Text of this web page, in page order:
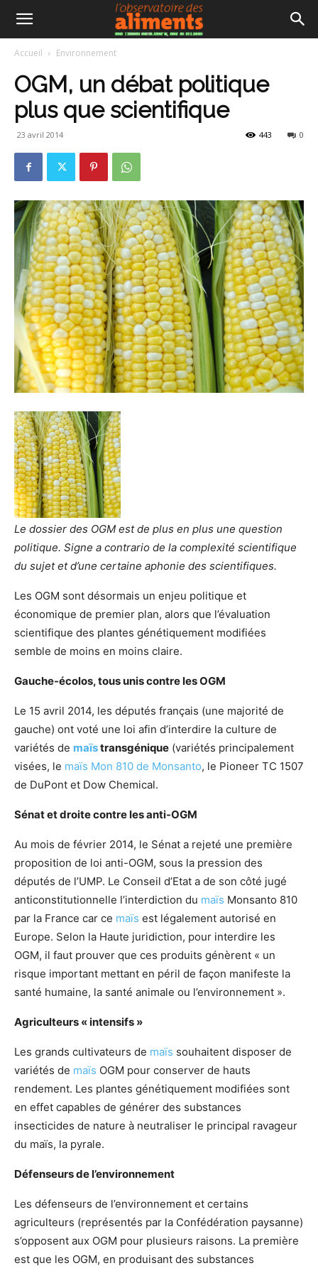
Accueil Environnement
OGM, un débat politique
plus que scientifique
23 avril 2014 0
443
Le dossier des OGM est de plus en plus une question
politique. Signe a contrario de la complexité scientifique
du sujet et d’une certaine aphonie des scientifiques.
Les OGM sont désormais un enjeu politique et
économique de premier plan, alors que l’évaluation
scientifique des plantes génétiquement modifiées
semble de moins en moins claire.
Gauche-écolos, tous unis contre les OGM
Le 15 avril 2014, les députés français (une majorité de
gauche) ont voté une loi afin d’interdire la culture de
variétés de maïstransgénique (variétés principalement
visées, le maïs Mon 810 de Monsanto, le Pioneer TC 1507
de DuPont et Dow Chemical.
Sénat et droite contre les anti-OGM
Au mois de février 2014, le Sénat a rejeté une première
proposition de loi anti-OGM, sous la pression des
députés de l’UMP. Le Conseil d’Etat a de son côté jugé
anticonstitutionnelle l’interdiction du maïs Monsanto 810
par la France car ce maïs est légalement autorisé en
Europe. Selon la Haute juridiction, pour interdire les
OGM, il faut prouver que ces produits génèrent « un
risque important mettant en péril de façon manifeste la
santé humaine, la santé animale ou l’environnement ».
Agriculteurs « intensifs »
Les grands cultivateurs de maïs souhaitent disposer de
variétés de maïs OGM pour conserver de hauts
rendement. Les plantes génétiquement modifiées sont
en effet capables de générer des substances
insecticides de nature à neutraliser le principal ravageur
du maïs, la pyrale.
Défenseurs de l’environnement
Les défenseurs de l’environnement et certains
agriculteurs (représentés par la Confédération paysanne)
s’opposent aux OGM pour plusieurs raisons. La première
est que les OGM, en produisant des substances